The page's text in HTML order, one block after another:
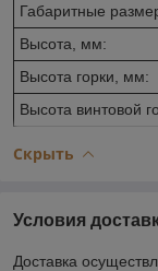
Габаритные
Высота, мм:
Высота горки, мм:
Высота винтовой
Скрыть
Условия
Доставка